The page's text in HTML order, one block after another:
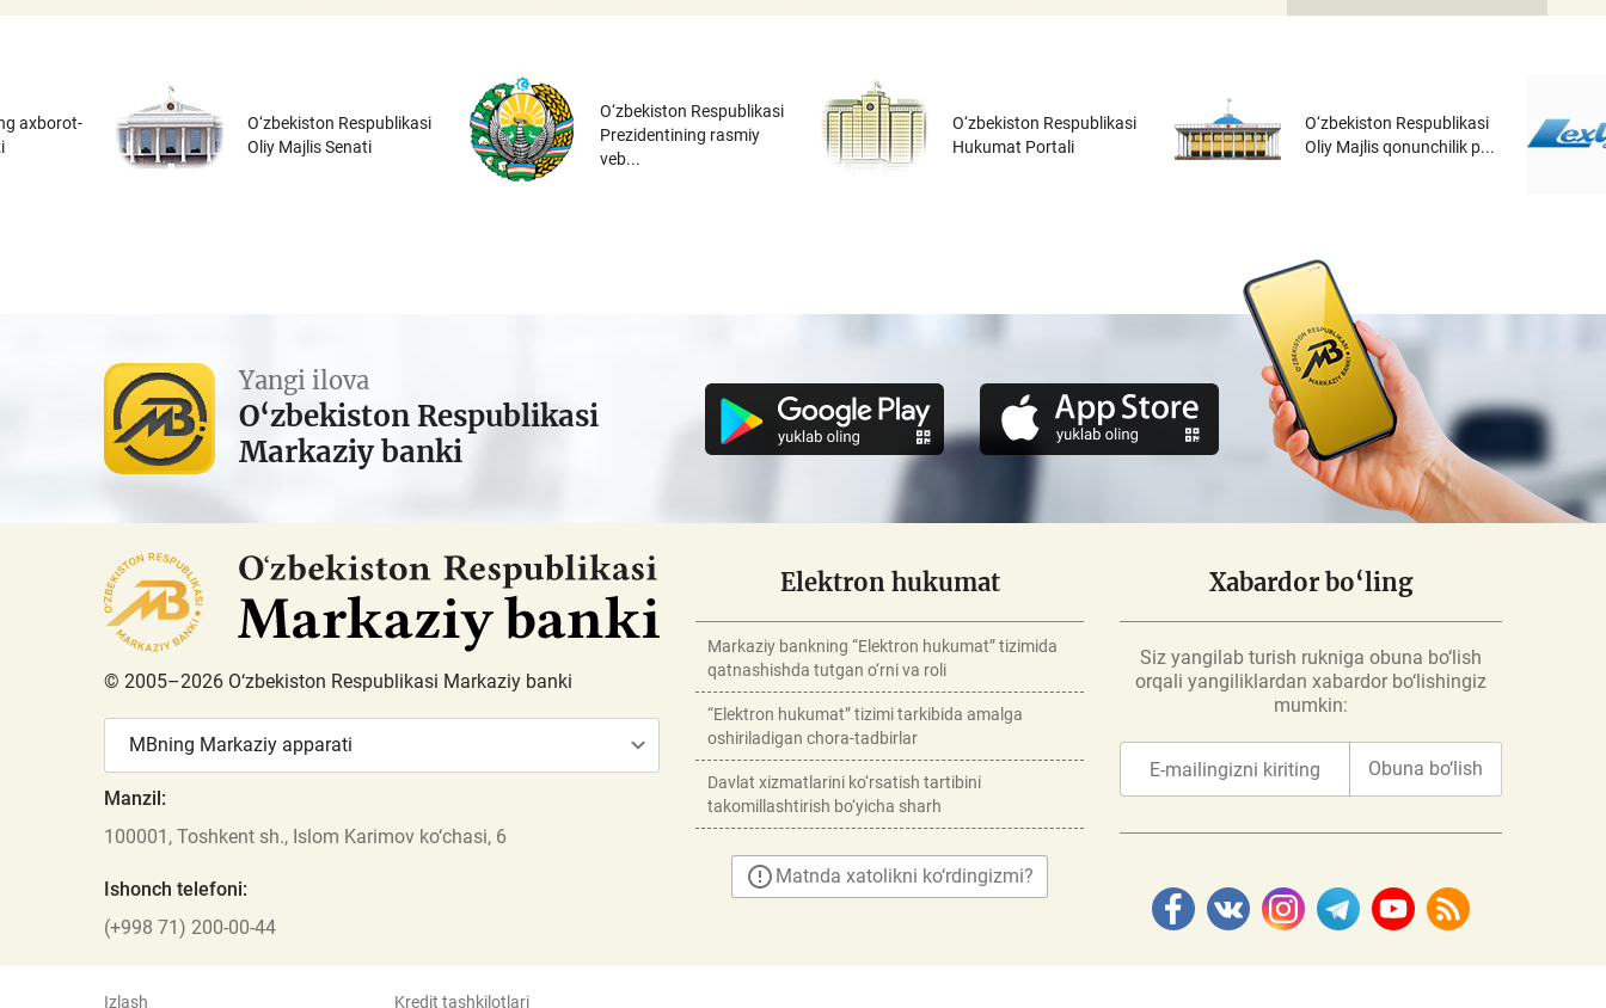
axborot-
O‘zbekiston Respublikasi
Oliy Majlis Senati
O‘zbekiston Respublikasi
Prezidentining rasmiy
veb...
O‘zbekiston Respublikasi
Hukumat Portali
O‘zbekiston Respublikasi
Oliy Majlis qonunchilik p...
Yangi ilova
O‘zbekiston Respublikasi
Markaziy banki
© 2005–2026 O‘zbekiston Respublikasi Markaziy banki
MBning Markaziy apparati
Manzil:
100001, Toshkent sh., Islom Karimov ko‘chasi, 6
Ishonch telefoni:
(+998 71) 200-00-44
Elektron hukumat
Markaziy bankning “Elektron hukumat” tizimida
qatnashishda tutgan o‘rni va roli
“Elektron hukumat” tizimi tarkibida amalga
oshiriladigan chora-tadbirlar
Davlat xizmatlarini ko‘rsatish tartibini
takomillashtirish bo‘yicha sharh
Matnda xatolikni ko‘rdingizmi?
Xabardor bo‘ling
Siz yangilab turish rukniga obuna bo‘lish
orqali yangiliklardan xabardor bo‘lishingiz
mumkin:
Obuna bo‘lish
Izlash Kredit tashkilotlari